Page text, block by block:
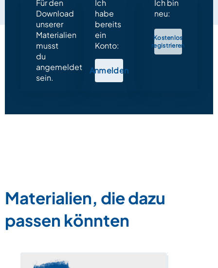
Für den
Download
unserer
Materialien
musst
du
angemeldet
sein.
Ich
habe
bereits
ein
Konto:
Anmelden
Ich bin
neu:
Kostenlos
registrieren
Materialien, die dazu
passen könnten